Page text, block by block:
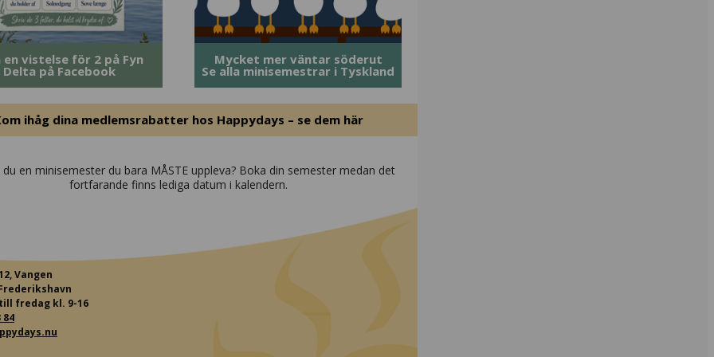
en vistelse för 2 på Fyn
Delta på Facebook
Mycket mer väntar söderut
Se alla minisemestrar i Tyskland
ihåg dina medlemsrabatter hos Happydays – se dem här
en minisemester du bara MÅSTE uppleva? Boka din semester medan det
fortfarande finns lediga datum i kalendern.
Vangen
fredag kl. 9-16
84